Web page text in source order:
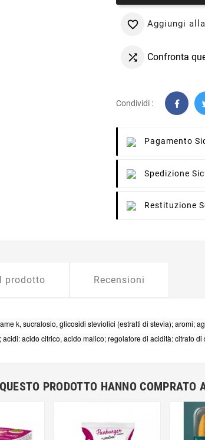
 Aggiungi
 Confronta
Condividi :
Pagamento
Spedizione
Restituzione
prodotto Recensioni
k, sucralosio, glicosidi steviolici (estratti di stevia); aromi;
acido citrico, acido malico; regolatore di acidità: citrato
PRODOTTO HANNO COMPRATO